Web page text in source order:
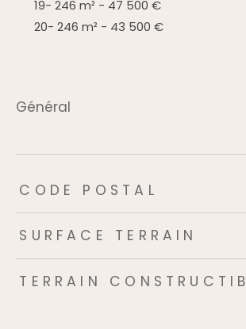
19- 246 m² - 47 500 €
20- 246 m² - 43 500 €
général
TRAD_ZEPHYR_Caracteristique
CODE POSTAL
SURFACE TERRAIN
TERRAIN